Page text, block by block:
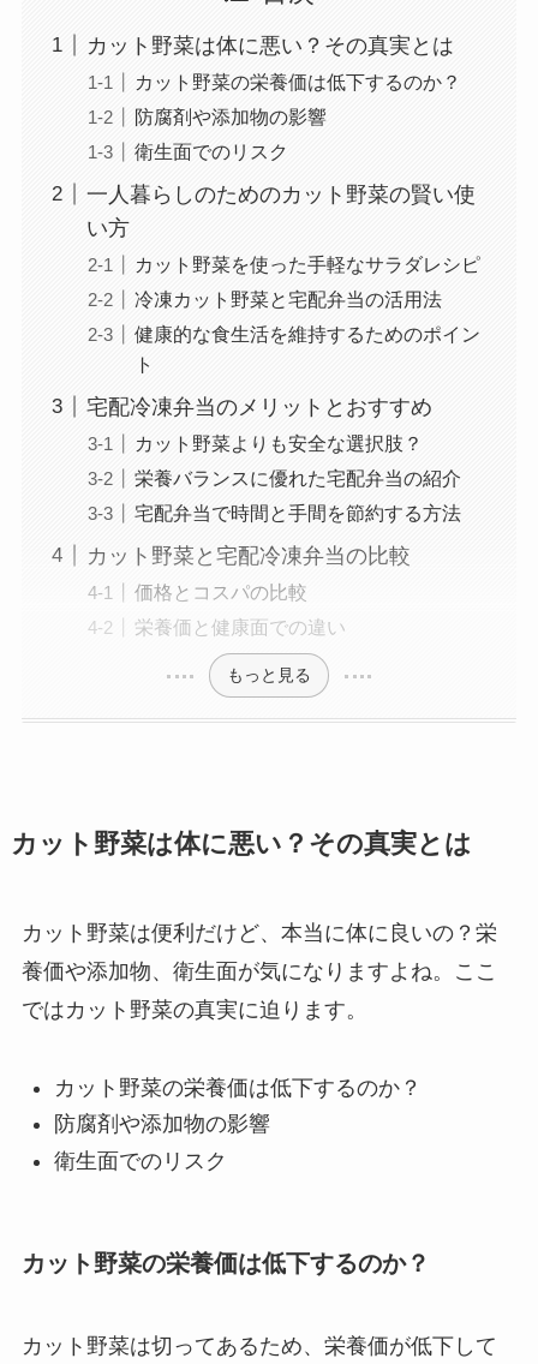
カット野菜は体に悪い？その真実とは
カット野菜の栄養価は低下するのか？
防腐剤や添加物の影響
衛生面でのリスク
一人暮らしのためのカット野菜の賢い使
い方
カット野菜を使った手軽なサラダレシピ
冷凍カット野菜と宅配弁当の活用法
健康的な食生活を維持するためのポイン
ト
宅配冷凍弁当のメリットとおすすめ
カット野菜よりも安全な選択肢？
栄養バランスに優れた宅配弁当の紹介
宅配弁当で時間と手間を節約する方法
カット野菜と宅配冷凍弁当の比較
価格とコスパの比較
栄養価と健康面での違い
もっと見る
カット野菜は体に悪い？その真実とは
カット野菜は便利だけど、本当に体に良いの？栄
養価や添加物、衛生面が気になりますよね。ここ
ではカット野菜の真実に迫ります。
カット野菜の栄養価は低下するのか？
防腐剤や添加物の影響
衛生面でのリスク
カット野菜の栄養価は低下するのか？
カット野菜は切ってあるため、栄養価が低下して